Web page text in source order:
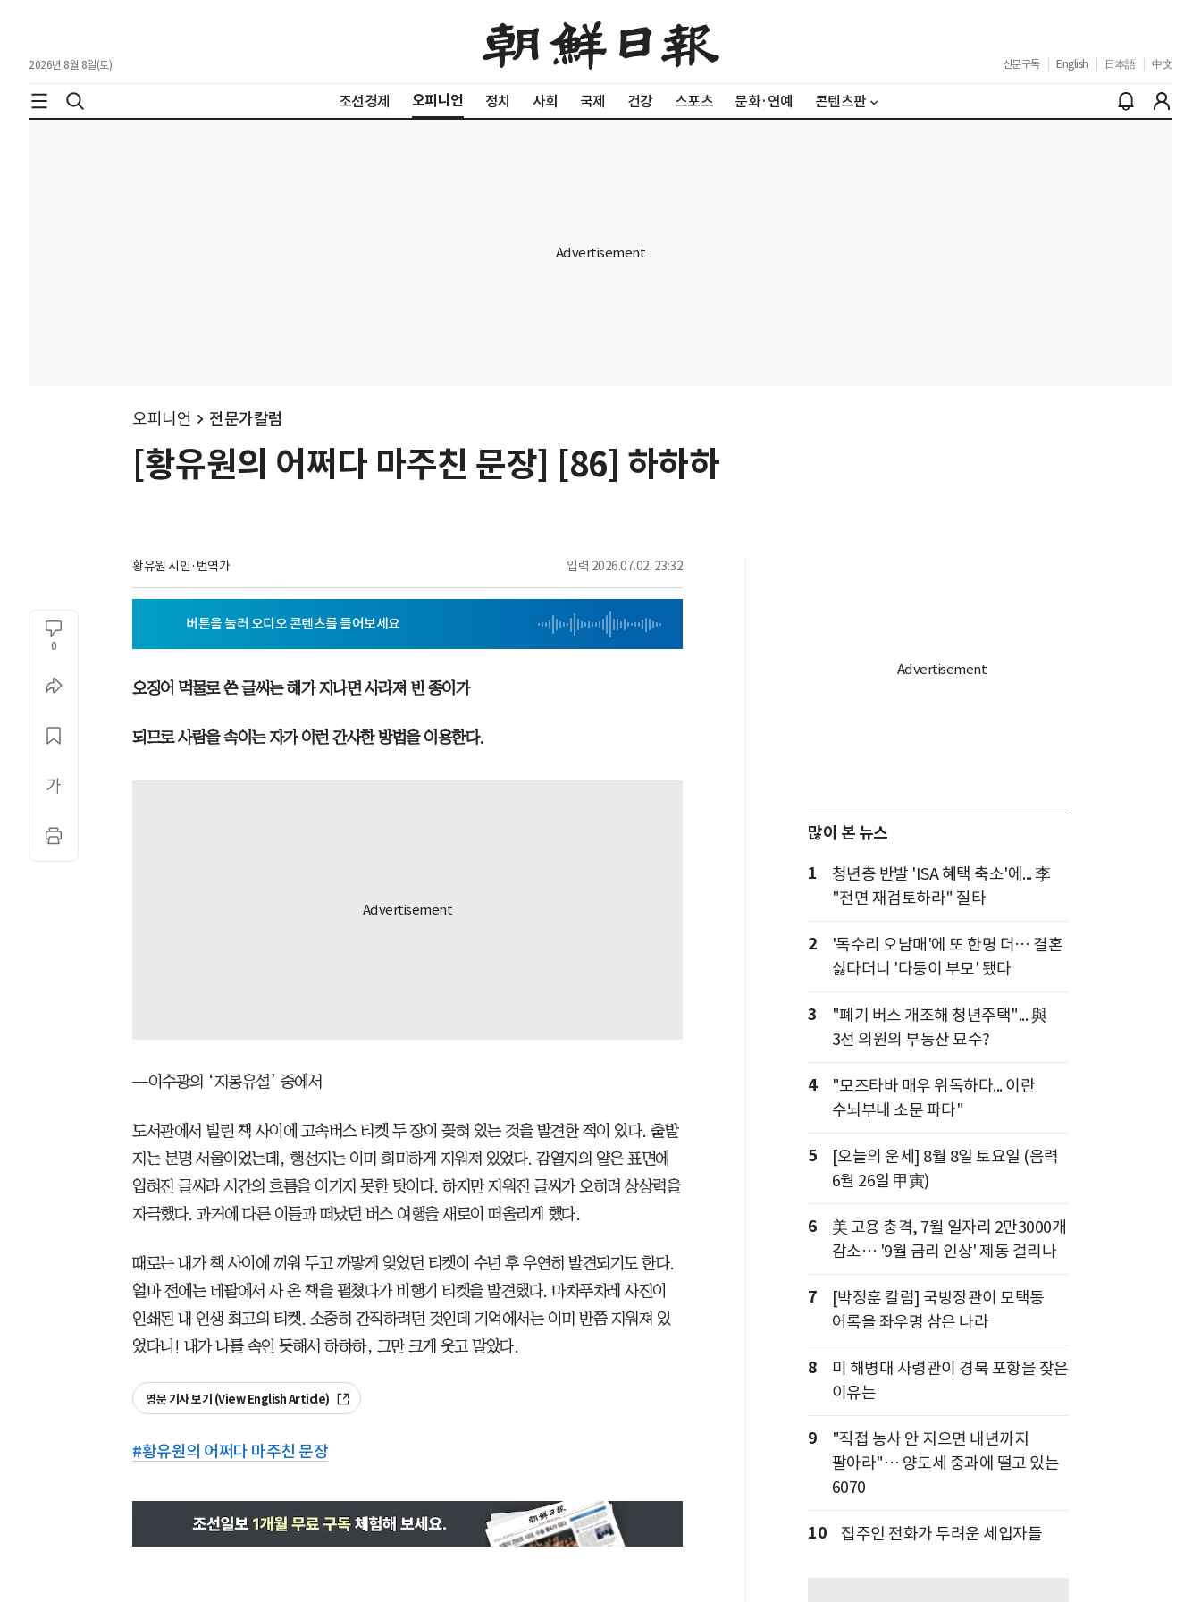
2026년 8월 8일(토) 신문구독 English 日本語 中文
조선경제 오피니언 정치 사회 국제 건강 스포츠 문화·연예 콘텐츠판
오피니언 전문가칼럼
[황유원의 어쩌다 마주친 문장] [86] 하하하
황유원 시인·번역가 입력 2026.07.02. 23:32
0
오징어 먹물로 쓴 글씨는 해가 지나면 사라져 빈 종이가
되므로 사람을 속이는 자가 이런 간사한 방법을 이용한다.
—이수광의 ‘지봉유설’ 중에서
도서관에서 빌린 책 사이에 고속버스 티켓 두 장이 꽂혀 있는 것을 발견한 적이 있다. 출발
지는 분명 서울이었는데, 행선지는 이미 희미하게 지워져 있었다. 감열지의 얕은 표면에
입혀진 글씨라 시간의 흐름을 이기지 못한 탓이다. 하지만 지워진 글씨가 오히려 상상력을
자극했다. 과거에 다른 이들과 떠났던 버스 여행을 새로이 떠올리게 했다.
때로는 내가 책 사이에 끼워 두고 까맣게 잊었던 티켓이 수년 후 우연히 발견되기도 한다.
얼마 전에는 네팔에서 사 온 책을 펼쳤다가 비행기 티켓을 발견했다. 마차푸차레 사진이
인쇄된 내 인생 최고의 티켓. 소중히 간직하려던 것인데 기억에서는 이미 반쯤 지워져 있
었다니! 내가 나를 속인 듯해서 하하하, 그만 크게 웃고 말았다.
영문 기사 보기 (View English Article)
#황유원의 어쩌다 마주친 문장
많이 본 뉴스
1
청년층 반발 'ISA 혜택 축소'에... 李
"전면 재검토하라" 질타
2
'독수리 오남매'에 또 한명 더… 결혼
싫다더니 '다둥이 부모' 됐다
3
"폐기 버스 개조해 청년주택"... 與
3선 의원의 부동산 묘수?
4
"모즈타바 매우 위독하다... 이란
수뇌부내 소문 파다"
5
[오늘의 운세] 8월 8일 토요일 (음력
6월 26일 甲寅)
6
美 고용 충격, 7월 일자리 2만3000개
감소… '9월 금리 인상' 제동 걸리나
7
[박정훈 칼럼] 국방장관이 모택동
어록을 좌우명 삼은 나라
8
미 해병대 사령관이 경북 포항을 찾은
이유는
9
"직접 농사 안 지으면 내년까지
팔아라"… 양도세 중과에 떨고 있는
6070
10 집주인 전화가 두려운 세입자들